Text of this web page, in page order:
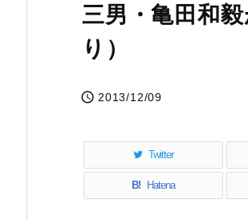
三男・亀田和
り）
 2013/12/09
Twitter
B! Hatena